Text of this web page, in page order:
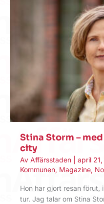
Stina Storm –
city
Av Affärsstaden april
Kommunen, Magazine,
Hon har gjort resan förut,
tur. Jag talar om Stina